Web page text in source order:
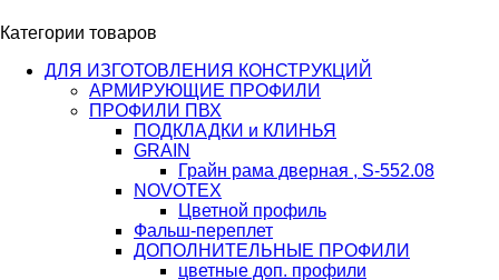
Категории товаров
ДЛЯ ИЗГОТОВЛЕНИЯ КОНСТРУКЦИЙ
АРМИРУЮЩИЕ ПРОФИЛИ
ПРОФИЛИ ПВХ
ПОДКЛАДКИ и КЛИНЬЯ
GRAIN
Грайн рама дверная , S-552.08
NOVOTEX
Цветной профиль
Фальш-переплет
ДОПОЛНИТЕЛЬНЫЕ ПРОФИЛИ
цветные доп. профили